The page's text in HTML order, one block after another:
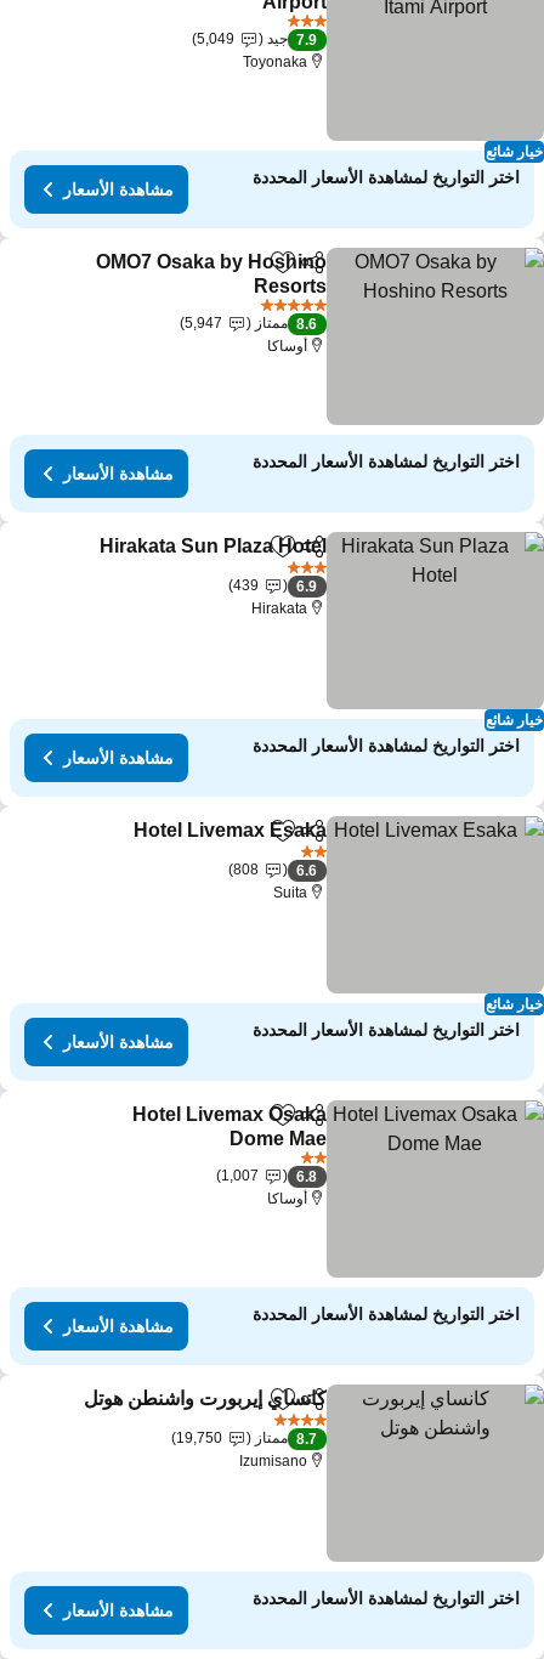
شائع
مشاهدة الأسعار
7.9 جيد
5,049
Toyonaka
اختر التواريخ لمشاهدة الأسعار المحددة
مشاهدة الأسعار
مشاركةAdd to favorites
OMO7 Osaka by Hoshino
Resorts
مشاهدة الأسعار
8.6 ممتاز
5,947
أوساكا
اختر التواريخ لمشاهدة الأسعار المحددة
مشاهدة الأسعار
شائع
مشاركةAdd to favorites
Hirakata Sun Plaza Hotel
6.9
439
Hirakata
اختر التواريخ لمشاهدة الأسعار المحددة
مشاهدة الأسعار
شائع
مشاركةAdd to favorites
Hotel Livemax Esaka
6.6
808
Suita
اختر التواريخ لمشاهدة الأسعار المحددة
مشاهدة الأسعار
مشاركةAdd to favorites
Hotel Livemax Osaka
Dome Mae
مشاهدة الأسعار
6.8
1,007
أوساكا
اختر التواريخ لمشاهدة الأسعار المحددة
مشاهدة الأسعار
مشاركةAdd to favorites
كانساي إيربورت واشنطن هوتل
8.7 ممتاز
19,750
Izumisano
اختر التواريخ لمشاهدة الأسعار المحددة
مشاهدة الأسعار